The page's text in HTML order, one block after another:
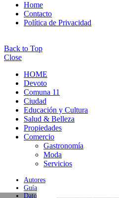
Home
Contacto
Política de Privacidad
Back to Top
Close
HOME
Devoto
Comuna 11
Ciudad
Educación y Cultura
Salud & Belleza
Propiedades
Comercio
Gastronomía
Moda
Servicios
Autores
Guía
Datos